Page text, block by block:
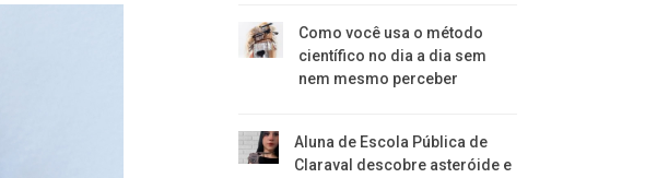
Como você usa o método
científico no dia a dia sem
nem mesmo perceber
Aluna de Escola Pública de
Claraval descobre asteróide e